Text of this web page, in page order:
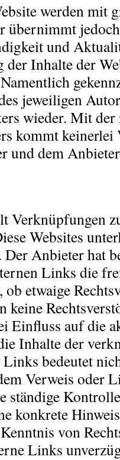
werden mit
übernimmt
und
Inhalte der
jeweiligen
wieder. Mit
kommt
und dem
Verknüpfungen
Websites
Anbieter hat
Links die
etwaige
keine
Einfluss auf die
Inhalte der
bedeutet
Verweis oder
ständige
konkrete
von
Links